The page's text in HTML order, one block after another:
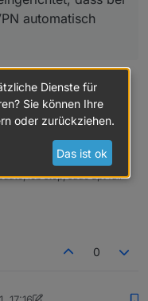
Tasker Plugin'.
automatisch
mit manchen
gefunden, oder
iob stop, sudo apt full-
0
Dienste für
Sie können Ihre
oder zurückziehen.
Das ist ok